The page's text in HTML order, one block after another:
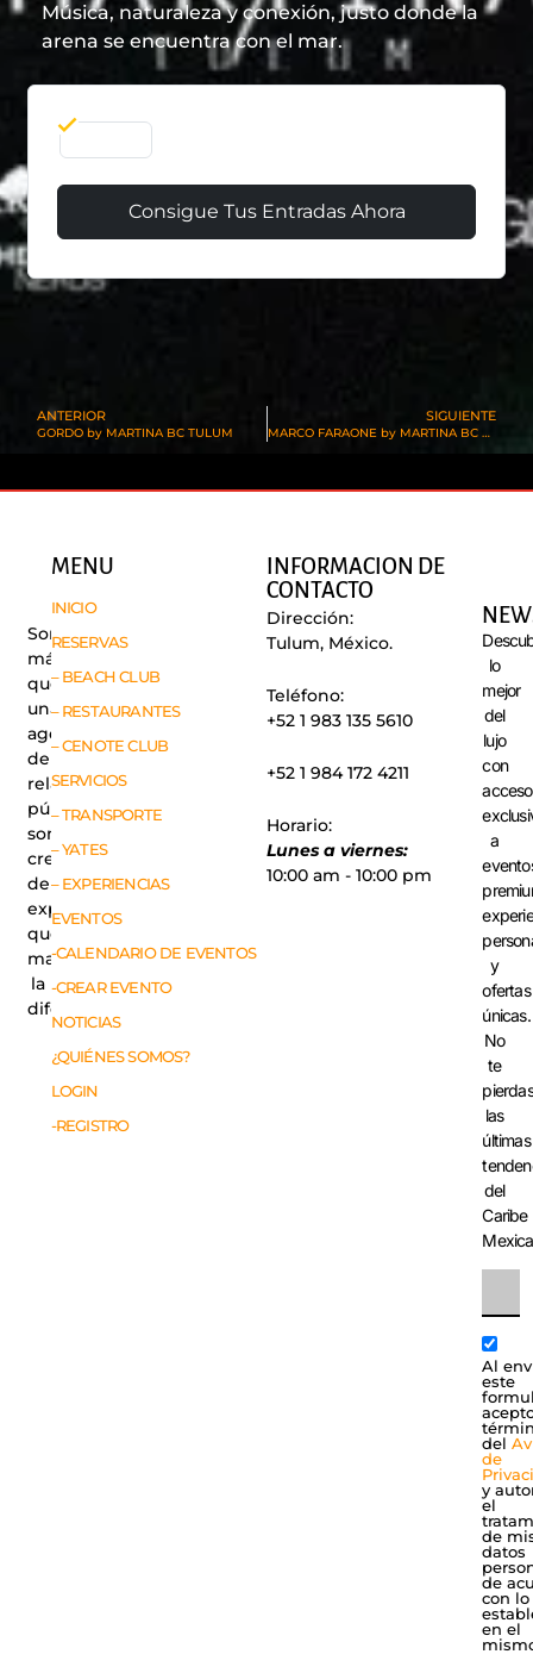
Música, naturaleza y conexión, justo donde la
arena se encuentra con el mar.
Consigue Tus Entradas Ahora
ANTERIOR
GORDO by MARTINA BC TULUM
SIGUIENTE
MARCO FARAONE by MARTINA BC TULUM
Somos
más
que
una
agencia
de
relaciones
públicas,
somos
creadores
de
experiencias
que
marcan
la
diferencia.
MENU
INICIO
RESERVAS
– BEACH CLUB
– RESTAURANTES
– CENOTE CLUB
SERVICIOS
– TRANSPORTE
– YATES
– EXPERIENCIAS
EVENTOS
-CALENDARIO DE EVENTOS
-CREAR EVENTO
NOTICIAS
¿QUIÉNES SOMOS?
LOGIN
-REGISTRO
INFORMACION DE
CONTACTO
Dirección:
Tulum, México.
Teléfono:
+52 1 983 135 5610
+52 1 984 172 4211
Horario:
Lunes a viernes:
10:00 am - 10:00 pm
lo
mejor
del
lujo
con
acceso
a
y
ofertas
únicas.
No
te
pierdas
las
últimas
del
Caribe
Al
este
del
de
y
el
de
datos
de
con lo
en el